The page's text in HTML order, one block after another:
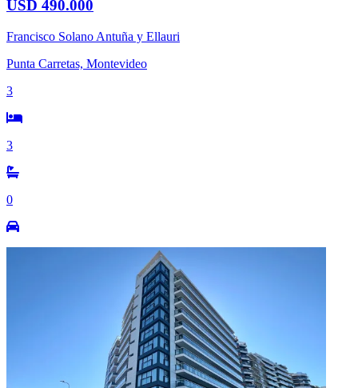
USD 490.000
Francisco Solano Antuña y Ellauri
Punta Carretas, Montevideo
3
3
0